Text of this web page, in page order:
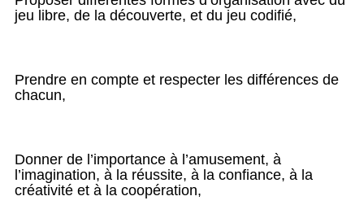
jeu libre, de la découverte, et du jeu codifié,
Prendre en compte et respecter les différences de
chacun,
Donner de l’importance à l’amusement, à
l’imagination, à la réussite, à la confiance, à la
créativité et à la coopération,